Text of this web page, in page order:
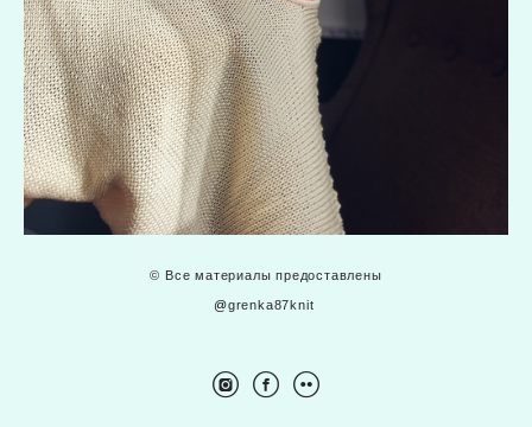
© Все материалы предоставлены
@grenka87knit